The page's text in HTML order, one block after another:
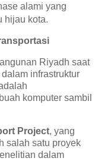
alami yang
hijau kota.
Riyadh saat
infrastruktur
komputer sambil
Project, yang
salah satu proyek
dalam